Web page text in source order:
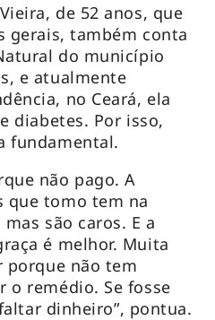
de 52 anos, que
gerais, também conta
do município
e atualmente
no Ceará, ela
diabetes. Por isso,
fundamental.
não pago. A
que tomo tem na
são caros. E a
é melhor. Muita
porque não tem
o remédio. Se fosse
dinheiro”, pontua.